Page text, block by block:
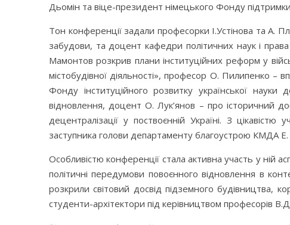
Дьомін та віце-президент німецького Фонду
Тон конференції задали професорки І.Устінова та А.
забудови, та доцент кафедри політичних наук і
Мамонтов розкрив плани інституційних реформ у
містобудівної діяльності», професор О. Пилипенко –
Фонду інституційного розвитку української
відновлення, доцент О. Лук’янов – про історичний
децентралізації у поствоєнній Україні. З
заступника голови департаменту благоустрою КМДА Е.
Особливістю конференції стала активна участь у ній
політичні передумови повоєнного відновлення в
розкрили світовий досвід підземного
студенти-архітектори під керівництвом професорів